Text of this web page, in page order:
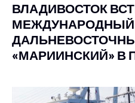
ВЛАДИВОСТОК
МЕЖДУНАРОДНЫЙ
«МАРИИНСКИЙ» В